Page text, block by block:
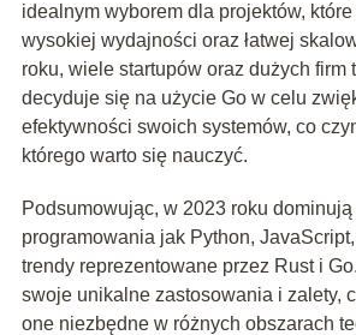
idealnym wyborem dla projektów,
wysokiej wydajności oraz łatwej
roku, wiele startupów oraz dużych firm
decyduje się na użycie Go w celu
efektywności swoich systemów, co
którego warto się nauczyć.
Podsumowując, w 2023 roku
programowania jak Python,
trendy reprezentowane przez Rust i
swoje unikalne zastosowania i zalety,
one niezbędne w różnych obszarach